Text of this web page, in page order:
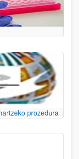
prozedura